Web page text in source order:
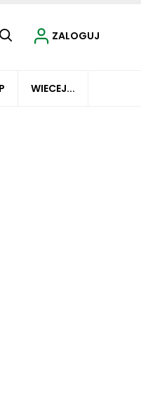
WIECEJ...
ZALOGUJ